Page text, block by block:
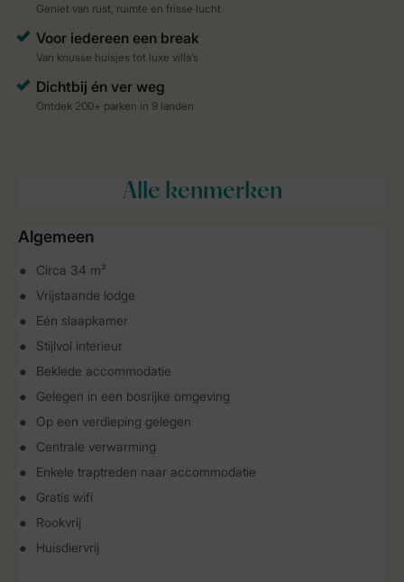
Alle kenmerken
Algemeen
Circa 34 m²
Vrijstaande lodge
Eén slaapkamer
Stijlvol interieur
Beklede accommodatie
Gelegen in een bosrijke omgeving
Op een verdieping gelegen
Centrale verwarming
Enkele traptreden naar accommodatie
Gratis wifi
Rookvrij
Huisdiervrij